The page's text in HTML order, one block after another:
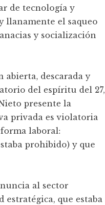
de tecnología y
llanamente el saqueo
y socialización
abierta, descarada y
del espíritu del 27,
presente la
privada es violatoria
laboral:
prohibido) y que
al sector
estratégica, que estaba